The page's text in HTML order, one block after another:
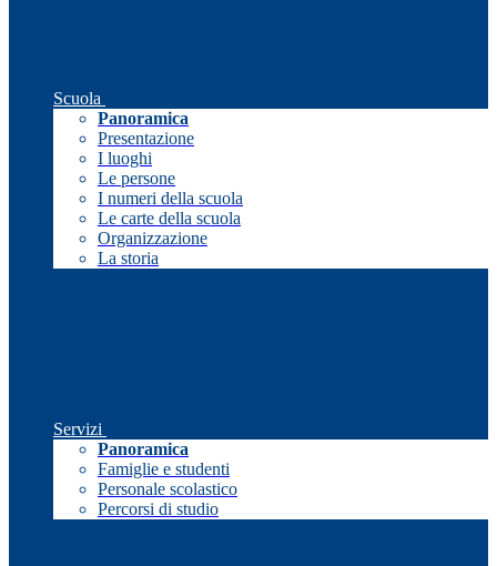
Scuola
Panoramica
Presentazione
I luoghi
Le persone
I numeri della scuola
Le carte della scuola
Organizzazione
La storia
Servizi
Panoramica
Famiglie e studenti
Personale scolastico
Percorsi di studio